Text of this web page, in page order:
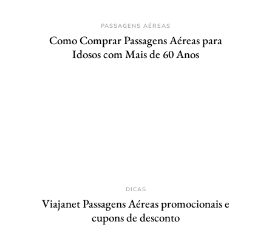
PASSAGENS AÉREAS
Como Comprar Passagens Aéreas para
Idosos com Mais de 60 Anos
DICAS
Viajanet Passagens Aéreas promocionais e
cupons de desconto